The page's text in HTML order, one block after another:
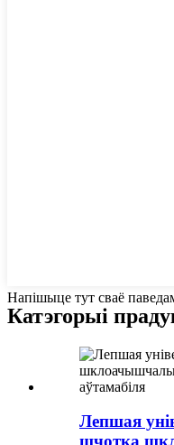
Напішыце тут сваё
Катэгорыі
Лепшая